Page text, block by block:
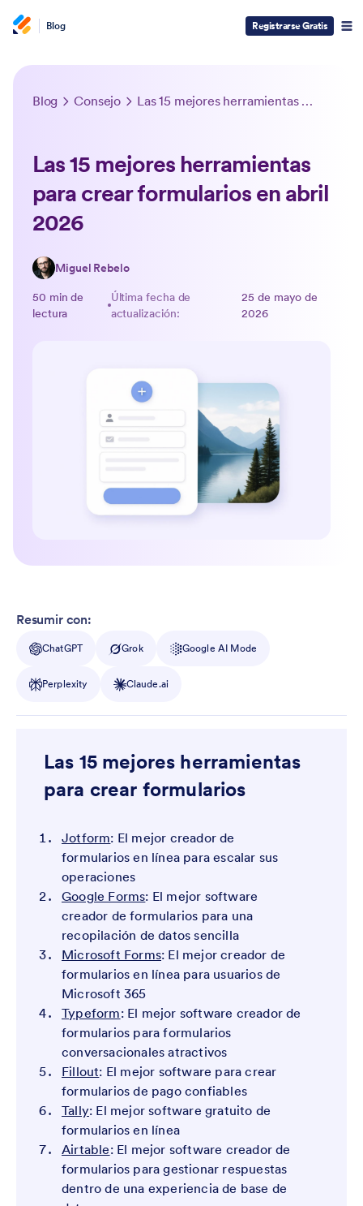
Blog Registrarse Gratis
Blog Consejo Las 15 mejores herramientas para crear formularios en abril 2026
Las 15 mejores herramientas
para crear formularios en abril
2026
Miguel Rebelo
50 min de
lectura
Última fecha de
actualización:
25 de mayo de
2026
Resumir con:
ChatGPT Grok Google AI Mode
Perplexity Claude.ai
Las 15 mejores herramientas
para crear formularios
Jotform: El mejor creador de
formularios en línea para escalar sus
operaciones
Google Forms: El mejor software
creador de formularios para una
recopilación de datos sencilla
Microsoft Forms: El mejor creador de
formularios en línea para usuarios de
Microsoft 365
Typeform: El mejor software creador de
formularios para formularios
conversacionales atractivos
Fillout: El mejor software para crear
formularios de pago confiables
Tally: El mejor software gratuito de
formularios en línea
Airtable: El mejor software creador de
formularios para gestionar respuestas
dentro de una experiencia de base de